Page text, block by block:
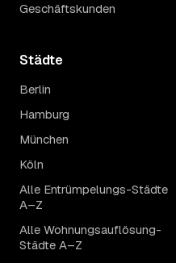
Geschäftskunden
Städte
Berlin
Hamburg
München
Köln
Alle Entrümpelungs-Städte
A–Z
Alle Wohnungsauflösung-
Städte A–Z